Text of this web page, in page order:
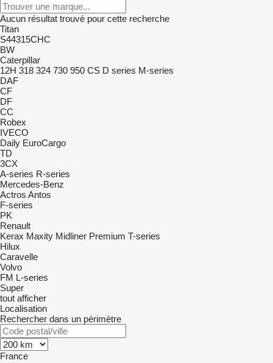
Aucun résultat trouvé pour cette recherche
Titan
S44315CHC
BW
Caterpillar
12H 318 324 730 950 CS D series M-series
DAF
CF
DF
CC
Robex
IVECO
Daily EuroCargo
TD
3CX
A-series R-series
Mercedes-Benz
Actros Antos
F-series
PK
Renault
Kerax Maxity Midliner Premium T-series
Hilux
Caravelle
Volvo
FM L-series
Super
tout afficher
Localisation
Rechercher dans un périmètre
France